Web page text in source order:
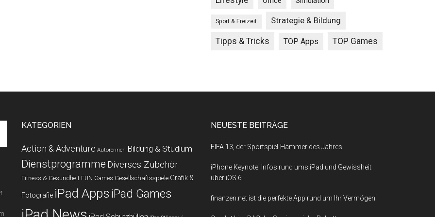
Sport & Freizeit Strategie & Bildung
Tipps & Tricks TOP Apps TOP Games
KATEGORIEN
Action & Adventure Autorennen Bildung & Studium
Dienstprogramme Diverses Zubehör
Fitness & Gesundheit FUN Games Gesellschaftsspiele Grafik &
Fotografie iPad Apps iPad Games
NEUESTE BEITRÄGE
FIFA 13, der Sportspiel-Hammer des Jahres
iPhone Keynote: Infos rund ums iPad und Gewissheit
über iOS 6
finanzen.net ist die perfekte App rund um Ihr Vermögen